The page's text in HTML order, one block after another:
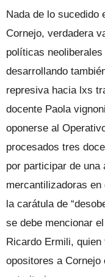
Nada de lo sucedido
Cornejo, verdadera
políticas
desarrollando
represiva hacia lxs
docente Paola
oponerse al
procesados tres
por participar de una
mercantilizadoras
la carátula de
se debe mencionar
Ricardo Ermili,
opositores a Cornejo